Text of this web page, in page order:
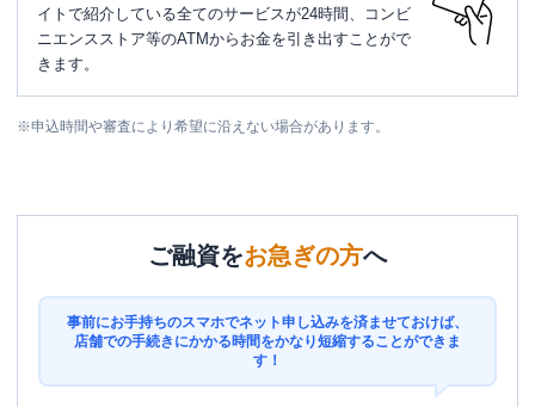
イトで紹介している全てのサービスが24時間、コンビ
ニエンスストア等のATMからお金を引き出すことがで
きます。
※申込時間や審査により希望に沿えない場合があります。
ご融資をお急ぎの方へ
事前にお手持ちのスマホでネット申し込みを済ませておけば、
店舗での手続きにかかる時間をかなり短縮することができま
す！